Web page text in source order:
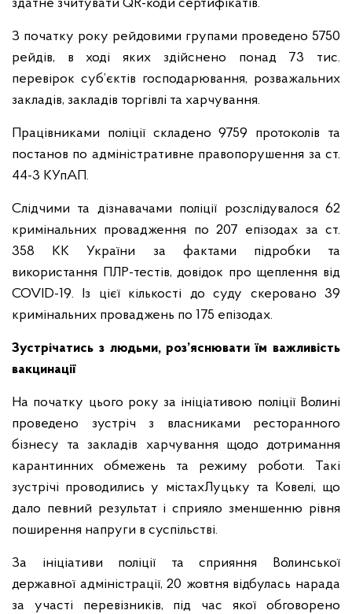
здатне зчитувати QR-коди сертифікатів.
З початку року рейдовими групами проведено 5750
рейдів, в ході яких здійснено понад 73 тис.
перевірок суб’єктів господарювання, розважальних
закладів, закладів торгівлі та харчування.
Працівниками поліції складено 9759 протоколів та
постанов по адміністративне правопорушення за ст.
44-3 КУпАП.
Слідчими та дізнавачами поліції розслідувалося 62
кримінальних провадження по 207 епізодах за ст.
358 КК України за фактами підробки та
використання ПЛР-тестів, довідок про щеплення від
COVID-19. Із цієї кількості до суду скеровано 39
кримінальних проваджень по 175 епізодах.
Зустрічатись з людьми, роз’яснювати їм важливість
вакцинації
На початку цього року за ініціативою поліції Волині
проведено зустріч з власниками ресторанного
бізнесу та закладів харчування щодо дотримання
карантинних обмежень та режиму роботи. Такі
зустрічі проводились у містахЛуцьку та Ковелі, що
дало певний результат і сприяло зменшенню рівня
поширення напруги в суспільстві.
За ініціативи поліції та сприяння Волинської
державної адміністрації, 20 жовтня відбулась нарада
за участі перевізників, під час якої обговорено